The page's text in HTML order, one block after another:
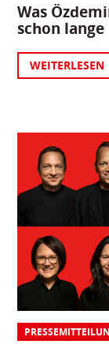
Was
schon lange
WEITERLESEN